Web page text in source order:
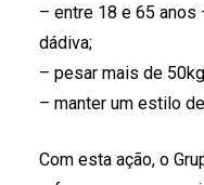
– entre 18 e 65 anos
dádiva;
– pesar mais de
– manter um estilo
Com esta ação, o